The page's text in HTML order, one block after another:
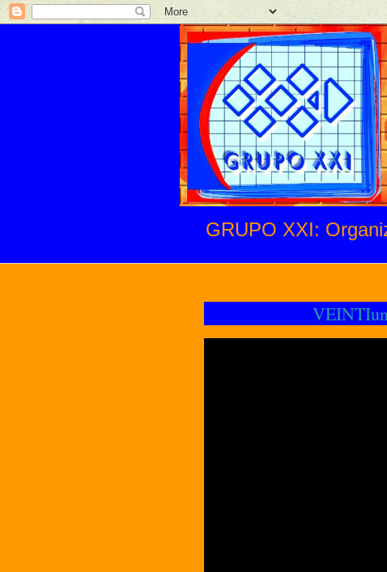
GRUPO XXI: